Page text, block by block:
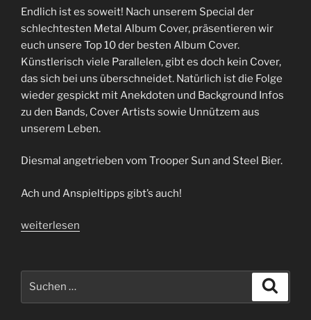
Endlich ist es soweit! Nach unserem Special der
schlechtesten Metal Album Cover, präsentieren wir
euch unsere Top 10 der besten Album Cover.
Künstlerisch viele Parallelen, gibt es doch kein Cover,
das sich bei uns überschneidet. Natürlich ist die Folge
wieder gespickt mit Anekdoten und Background Infos
zu den Bands, Cover Artists sowie Unnützem aus
unserem Leben.
Diesmal angetrieben vom Trooper Sun and Steel Bier.
Ach und Anspieltipps gibt’s auch!
„Folge
Von
Schädeln
weiterlesen